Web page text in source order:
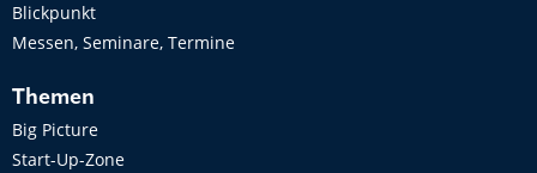
Blickpunkt
Messen, Seminare, Termine
Themen
Big Picture
Start-Up-Zone